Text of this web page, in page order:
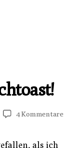
4 Kommentarezu
als ich